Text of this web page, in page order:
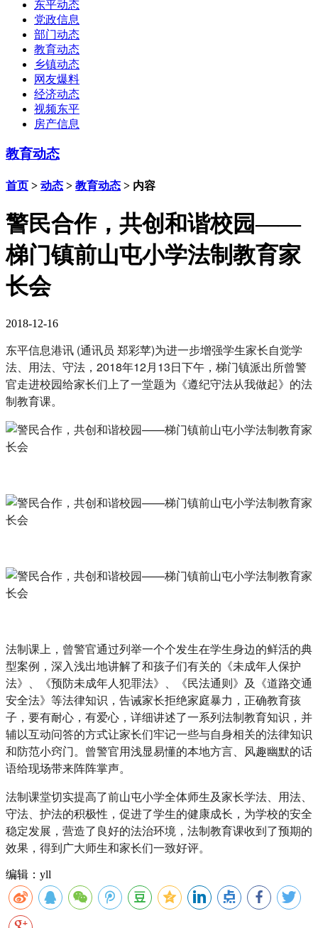
东平动态
党政信息
部门动态
教育动态
乡镇动态
网友爆料
经济动态
视频东平
房产信息
教育动态
首页 > 动态 > 教育动态 > 内容
警民合作，共创和谐校园——
梯门镇前山屯小学法制教育家
长会
2018-12-16
东平信息港讯 (通讯员 郑彩苹)为进一步增强学生家长自觉学
法、用法、守法，2018年12月13日下午，梯门镇派出所曾警
官走进校园给家长们上了一堂题为《遵纪守法从我做起》的法
制教育课。
法制课上，曾警官通过列举一个个发生在学生身边的鲜活的典
型案例，深入浅出地讲解了和孩子们有关的《未成年人保护
法》、《预防未成年人犯罪法》、《民法通则》及《道路交通
安全法》等法律知识，告诫家长拒绝家庭暴力，正确教育孩
子，要有耐心，有爱心，详细讲述了一系列法制教育知识，并
辅以互动问答的方式让家长们牢记一些与自身相关的法律知识
和防范小窍门。曾警官用浅显易懂的本地方言、风趣幽默的话
语给现场带来阵阵掌声。
法制课堂切实提高了前山屯小学全体师生及家长学法、用法、
守法、护法的积极性，促进了学生的健康成长，为学校的安全
稳定发展，营造了良好的法治环境，法制教育课收到了预期的
效果，得到广大师生和家长们一致好评。
编辑：yll